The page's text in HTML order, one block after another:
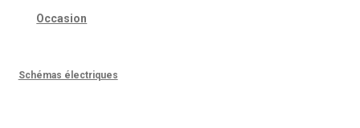
Occasion
Schémas électriques